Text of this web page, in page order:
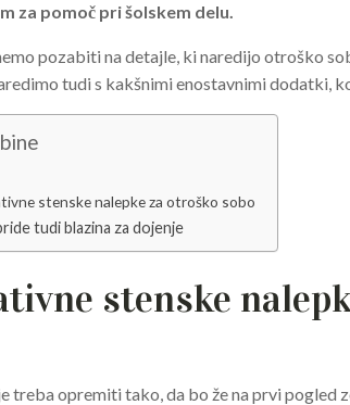
za pomoč pri šolskem delu.
pozabiti na detajle, ki naredijo otroško
tudi s kakšnimi enostavnimi dodatki,
stenske nalepke za otroško sobo
tudi blazina za dojenje
stenske
treba opremiti tako, da bo že na prvi pogled